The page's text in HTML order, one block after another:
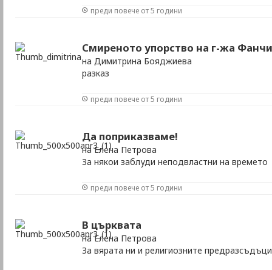
преди повече от 5 години
Смиреното упорство на г-жа Фанчи
на Димитрина Бояджиева
разказ
преди повече от 5 години
Да поприказваме!
на Елена Петрова
За някои заблуди неподвластни на времето
преди повече от 5 години
В църквата
на Елена Петрова
За вярата ни и религиозните предразсъдъци